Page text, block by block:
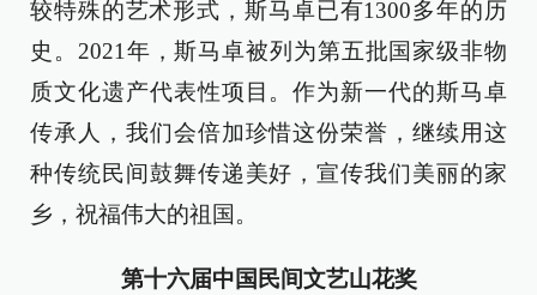
较特殊的艺术形式，斯马卓已有1300多年的历
史。2021年，斯马卓被列为第五批国家级非物
质文化遗产代表性项目。作为新一代的斯马卓
传承人，我们会倍加珍惜这份荣誉，继续用这
种传统民间鼓舞传递美好，宣传我们美丽的家
乡，祝福伟大的祖国。
第十六届中国民间文艺山花奖